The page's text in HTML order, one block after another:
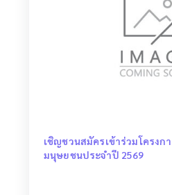
เชิญชวนสมัครเข้าร่วมโครง
มนุษยชนประจำปี 2569